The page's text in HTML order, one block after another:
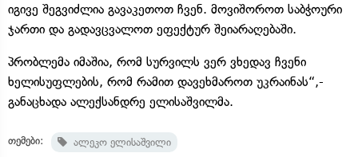
იგივე შეგვიძლია გავაკეთოთ ჩვენ. მოვიშოროთ საბჭოური
ჯართი და გადავცვალოთ ეფექტურ შეიარაღებაში.
პრობლემა იმაშია, რომ სურვილს ვერ ვხედავ ჩვენი
ხელისუფლების, რომ რამით დავეხმაროთ უკრაინას“,-
განაცხადა ალექსანდრე ელისაშვილმა.
თემები: ალეკო ელისაშვილი